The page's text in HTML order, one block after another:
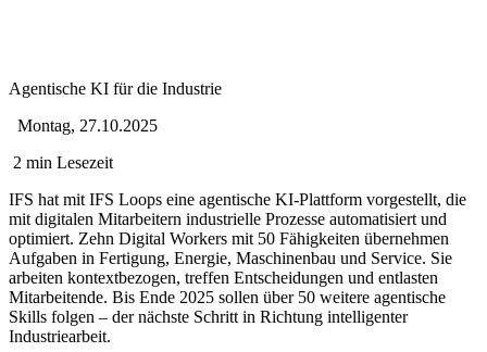
Agentische KI für die Industrie
Montag, 27.10.2025
2 min Lesezeit
IFS hat mit IFS Loops eine agentische KI-Plattform vorgestellt, die
mit digitalen Mitarbeitern industrielle Prozesse automatisiert und
optimiert. Zehn Digital Workers mit 50 Fähigkeiten übernehmen
Aufgaben in Fertigung, Energie, Maschinenbau und Service. Sie
arbeiten kontextbezogen, treffen Entscheidungen und entlasten
Mitarbeitende. Bis Ende 2025 sollen über 50 weitere agentische
Skills folgen – der nächste Schritt in Richtung intelligenter
Industriearbeit.